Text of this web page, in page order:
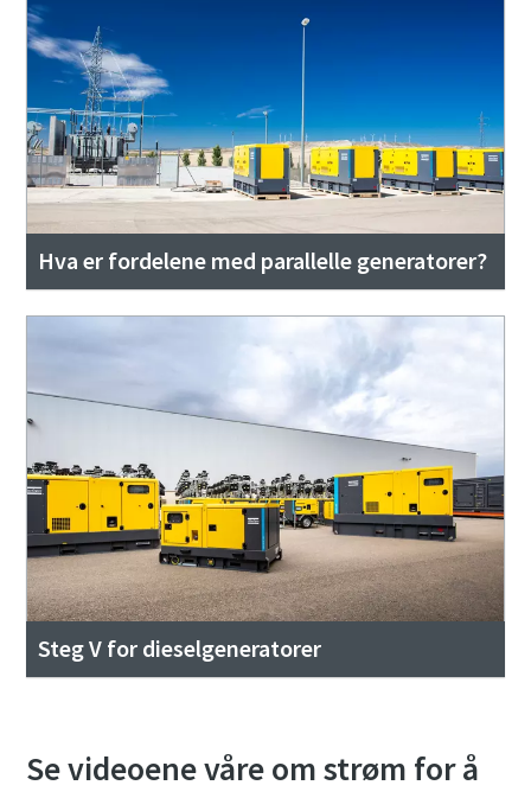
Hva er fordelene med parallelle generatorer?
Steg V for dieselgeneratorer
Se videoene våre om strøm for å